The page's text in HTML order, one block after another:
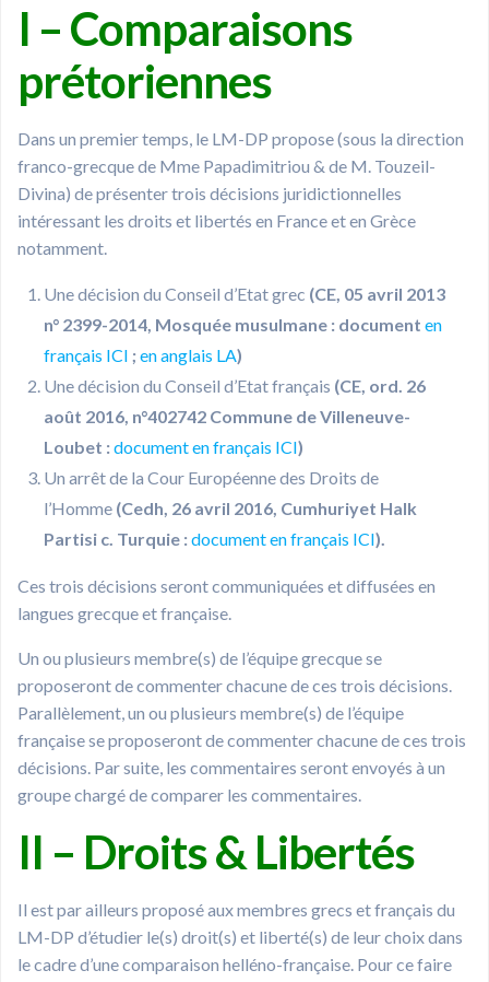
I – Comparaisons
prétoriennes
Dans un premier temps, le LM-DP propose (sous la direction
franco-grecque de Mme Papadimitriou & de M. Touzeil-
Divina) de présenter trois décisions juridictionnelles
intéressant les droits et libertés en France et en Grèce
notamment.
Une décision du Conseil d’Etat grec (CE, 05 avril 2013
n° 2399-2014, Mosquée musulmane : document en
français ICI ;en anglais LA)
Une décision du Conseil d’Etat français (CE, ord. 26
août 2016, n°402742 Commune de Villeneuve-
Loubet :document en français ICI)
Un arrêt de la Cour Européenne des Droits de
l’Homme (Cedh, 26 avril 2016, Cumhuriyet Halk
Partisi c. Turquie :document en français ICI).
Ces trois décisions seront communiquées et diffusées en
langues grecque et française.
Un ou plusieurs membre(s) de l’équipe grecque se
proposeront de commenter chacune de ces trois décisions.
Parallèlement, un ou plusieurs membre(s) de l’équipe
française se proposeront de commenter chacune de ces trois
décisions. Par suite, les commentaires seront envoyés à un
groupe chargé de comparer les commentaires.
II – Droits & Libertés
Il est par ailleurs proposé aux membres grecs et français du
LM-DP d’étudier le(s) droit(s) et liberté(s) de leur choix dans
le cadre d’une comparaison helléno-française. Pour ce faire